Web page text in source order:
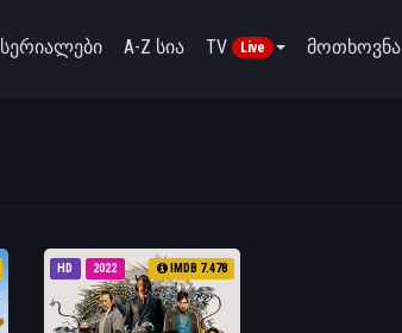
სერიალები A-Z სია TV Live მოთხოვნა
HD 2022 IMDB 7.478